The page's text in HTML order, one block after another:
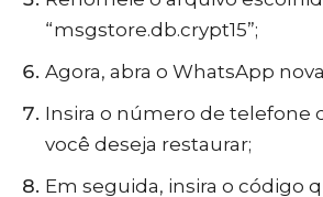
“msgstore.db.crypt15”;
Agora, abra o WhatsApp
Insira o número de telefone
você deseja restaurar;
Em seguida, insira o código